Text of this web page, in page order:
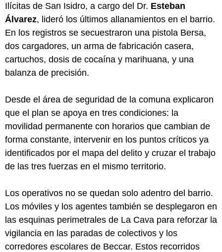
Ilícitas de San Isidro, a cargo del Dr. Esteban
Álvarez, lideró los últimos allanamientos en el barrio.
En los registros se secuestraron una pistola Bersa,
dos cargadores, un arma de fabricación casera,
cartuchos, dosis de cocaína y marihuana, y una
balanza de precisión.
Desde el área de seguridad de la comuna explicaron
que el plan se apoya en tres condiciones: la
movilidad permanente con horarios que cambian de
forma constante, intervenir en los puntos críticos ya
identificados por el mapa del delito y cruzar el trabajo
de las tres fuerzas en el mismo territorio.
Los operativos no se quedan solo adentro del barrio.
Los móviles y los agentes también se desplegaron en
las esquinas perimetrales de La Cava para reforzar la
vigilancia en las paradas de colectivos y los
corredores escolares de Beccar. Estos recorridos